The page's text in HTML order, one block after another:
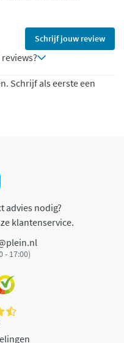
Schrijf jouw review
Schrijf als eerste een
advies nodig?
klantenservice.
- 17:00)